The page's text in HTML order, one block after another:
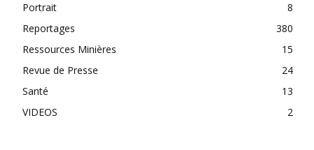
Portrait
8
Reportages
380
Ressources Minières
15
Revue de Presse
24
Santé
13
VIDEOS
2